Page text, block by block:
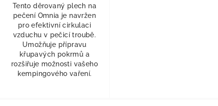
Tento děrovaný plech na
pečení Omnia je navržen
pro efektivní cirkulaci
vzduchu v pečicí troubě.
Umožňuje přípravu
křupavých pokrmů a
rozšiřuje možnosti vašeho
kempingového vaření.